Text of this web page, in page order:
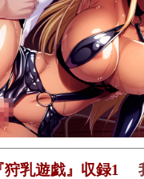
乳遊戯』収録1